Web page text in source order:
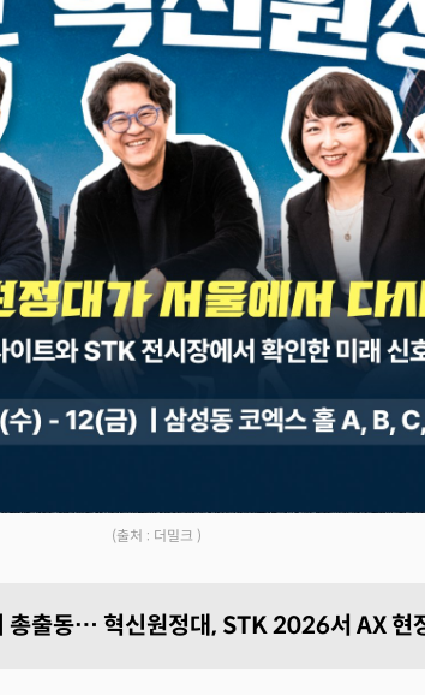
(출처 : 더밀크 )
총출동… 혁신원정대, STK 2026서 AX 현